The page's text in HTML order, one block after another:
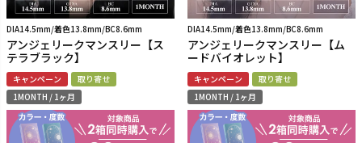
DIA14.5mm/着色13.8mm/BC8.6mm
アンジェリークマンスリー【ス
テラブラック】
キャンペーン
取り寄せ
1MONTH / 1ヶ月
DIA14.5mm/着色13.8mm/BC8.6mm
アンジェリークマンスリー【ム
ードバイオレット】
キャンペーン
取り寄せ
1MONTH / 1ヶ月